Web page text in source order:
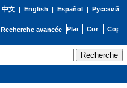
中文| English | Español | Русский
Recherche avancée